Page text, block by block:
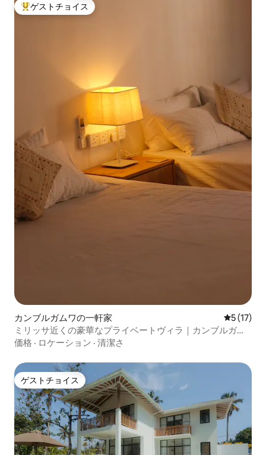
大好評のゲストチョイスです。
ゲストチョイス
カンブルガムワの一軒家 レビュー
5 (17)
ミリッサ近くの豪華なプライベートヴィラ｜カンブルガム
ワ
価格 · ロケーション · 清潔さ
ゲストチョイス
ゲストチョイス